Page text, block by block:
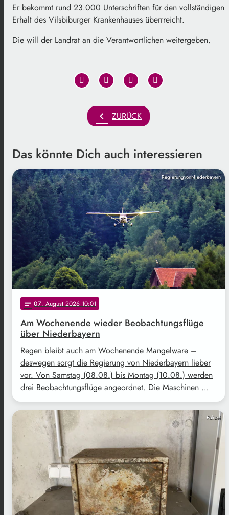
Er bekommt rund 23.000 Unterschriften für den vollständigen
Erhalt des Vilsbiburger Krankenhauses überrreicht.
Die will der Landrat an die Verantwortlichen weitergeben.
chevron_left ZURÜCK
Das könnte Dich auch interessieren
RegierungvonNiederbayern
notes 07. August 2026 10:01
Am Wochenende wieder Beobachtungsflüge
über Niederbayern
Regen bleibt auch am Wochenende Mangelware –
deswegen sorgt die Regierung von Niederbayern lieber
vor. Von Samstag (08.08.) bis Montag (10.08.) werden
drei Beobachtungsflüge angeordnet. Die Maschinen …
Polizei